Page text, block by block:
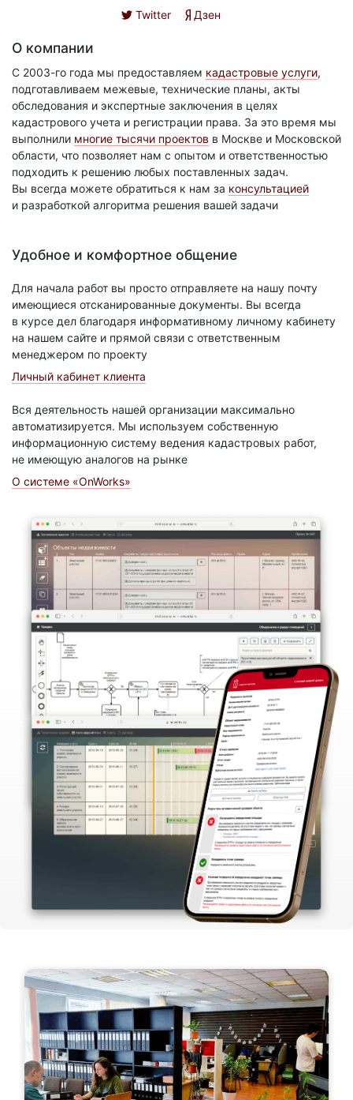
Twitter Дзен
О компании
С 2003-го года мы предоставляем кадастровые услуги,
подготавливаем межевые, технические планы, акты
обследования и экспертные заключения в целях
кадастрового учета и регистрации права. За это время мы
выполнили многие тысячи проектов в Москве и Московской
области, что позволяет нам с опытом и ответственностью
подходить к решению любых поставленных задач.
Вы всегда можете обратиться к нам за консультацией
и разработкой алгоритма решения вашей задачи
Удобное и комфортное общение
Для начала работ вы просто отправляете на нашу почту
имеющиеся отсканированные документы. Вы всегда
в курсе дел благодаря информативному личному кабинету
на нашем сайте и прямой связи с ответственным
менеджером по проекту
Личный кабинет клиента
Вся деятельность нашей организации максимально
автоматизируется. Мы используем собственную
информационную систему ведения кадастровых работ,
не имеющую аналогов на рынке
О системе «OnWorks»